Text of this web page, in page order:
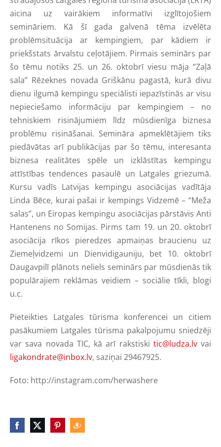
aicina uz vairākiem informatīvi izglītojošiem
semināriem. Kā šī gada galvenā tēma izvēlēta
problēmsituācija ar kempingiem, par kādiem ir
priekšstats ārvalstu ceļotājiem. Pirmais seminārs par
šo tēmu notiks 25. un 26. oktobrī viesu māja “Zaļā
sala” Rēzeknes novada Griškānu pagastā, kurā divu
dienu ilgumā kempingu speciālisti iepazīstinās ar visu
nepieciešamo informāciju par kempingiem – no
tehniskiem risinājumiem līdz mūsdienīga biznesa
problēmu risināšanai. Semināra apmeklētājiem tiks
piedāvātas arī publikācijas par šo tēmu, interesanta
biznesa realitātes spēle un izklāstītas kempingu
attīstības tendences pasaulē un Latgales griezumā.
Kursu vadīs Latvijas kempingu asociācijas vadītāja
Linda Bēce, kurai pašai ir kempings Vidzemē – “Meža
salas”, un Eiropas kempingu asociācijas pārstāvis Anti
Hantenens no Somijas. Pirms tam 19. un 20. oktobrī
asociācija rīkos pieredzes apmaiņas braucienu uz
Ziemeļvidzemi un Dienvidigauniju, bet 10. oktobrī
Daugavpilī plānots neliels seminārs par mūsdienās tik
populārajiem reklāmas veidiem – sociālie tīkli, blogi
u.c.
Pieteikties Latgales tūrisma konferencei un citiem
pasākumiem Latgales tūrisma pakalpojumu sniedzēji
var sava novada TIC, kā arī rakstiski tic@ludza.lvvai
ligakondrate@inbox.lv, saziņai 29467925.
Foto: http://instagram.com/herwashere